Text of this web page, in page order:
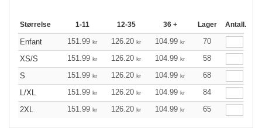
Størrelse 1-11 12-35 36 + Lager Antall.
Enfant 151.99 kr 126.20 kr 104.99 kr
70
XS/S
151.99 kr 126.20 kr 104.99 kr
58
S
151.99 kr 126.20 kr 104.99 kr
68
L/XL
151.99 kr 126.20 kr 104.99 kr
84
2XL
151.99 kr 126.20 kr 104.99 kr 65